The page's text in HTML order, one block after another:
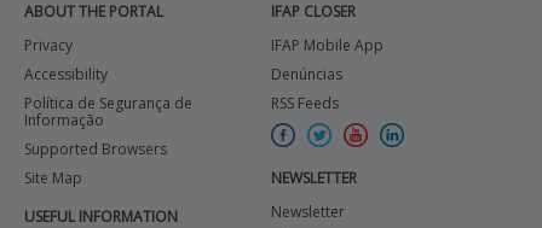
ABOUT THE PORTAL
Privacy
Accessibility
Política de Segurança de
Informação
Supported Browsers
Site Map
USEFUL INFORMATION
IFAP CLOSER
IFAP Mobile App
Denúncias
RSS Feeds
NEWSLETTER
Newsletter